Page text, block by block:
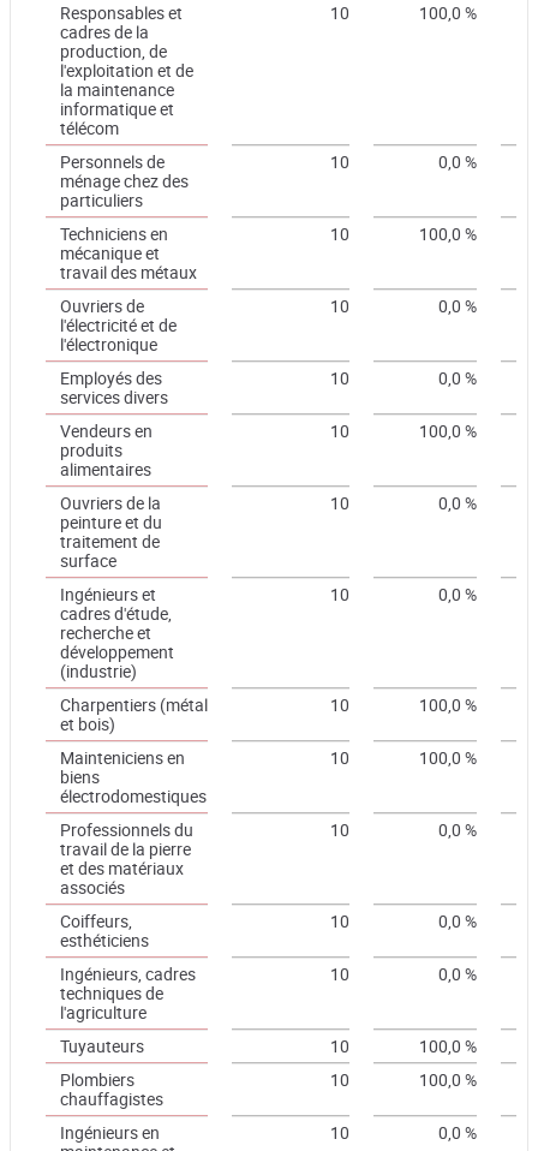
Responsables et
cadres de la
production, de
l'exploitation et de
la maintenance
informatique et
télécom
10 100,0 %
Personnels de
ménage chez des
particuliers
10 0,0 %
Techniciens en
mécanique et
travail des métaux
10 100,0 %
Ouvriers de
l'électricité et de
l'électronique
10 0,0 %
Employés des
services divers
10 0,0 %
Vendeurs en
produits
alimentaires
10 100,0 %
Ouvriers de la
peinture et du
traitement de
surface
10 0,0 %
Ingénieurs et
cadres d'étude,
recherche et
développement
(industrie)
10 0,0 %
Charpentiers (métal
et bois)
10 100,0 %
Mainteniciens en
biens
électrodomestiques
10 100,0 %
Professionnels du
travail de la pierre
et des matériaux
associés
10 0,0 %
Coiffeurs,
esthéticiens
10 0,0 %
Ingénieurs, cadres
techniques de
l'agriculture
10 0,0 %
Tuyauteurs 10
100,0 %
Plombiers
chauffagistes
10 100,0 %
Ingénieurs en
10 0,0 %